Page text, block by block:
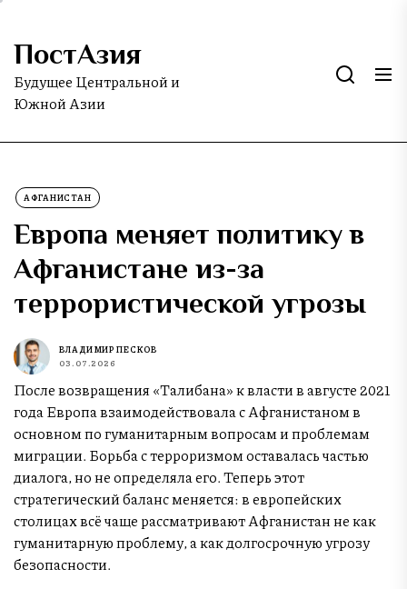
Skip
the
content
ПостАзия
Будущее Центральной и
Южной Азии
АФГАНИСТАН
Европа меняет политику в
Афганистане из-за
террористической угрозы
ВЛАДИМИР ПЕСКОВ
03.07.2026
После возвращения «Талибана» к власти в августе 2021
года Европа взаимодействовала с Афганистаном в
основном по гуманитарным вопросам и проблемам
миграции. Борьба с терроризмом оставалась частью
диалога, но не определяла его. Теперь этот
стратегический баланс меняется: в европейских
столицах всё чаще рассматривают Афганистан не как
гуманитарную проблему, а как долгосрочную угрозу
безопасности.